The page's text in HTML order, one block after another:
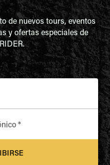
de nuevos tours, eventos
y ofertas especiales de
*